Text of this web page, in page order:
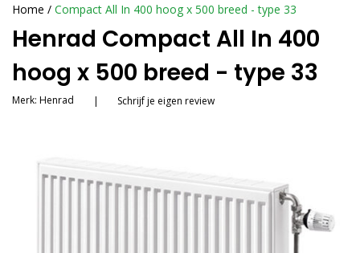
Home / Compact All In 400 hoog x 500 breed - type 33
Henrad Compact All In 400
hoog x 500 breed - type 33
Merk: Henrad | Schrijf je eigen review